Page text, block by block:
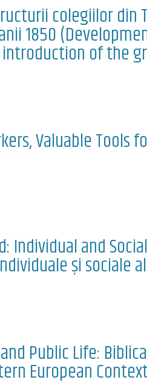
colegiilor
1850
of the
Valuable
Individual and
și sociale
and Public Life:
European